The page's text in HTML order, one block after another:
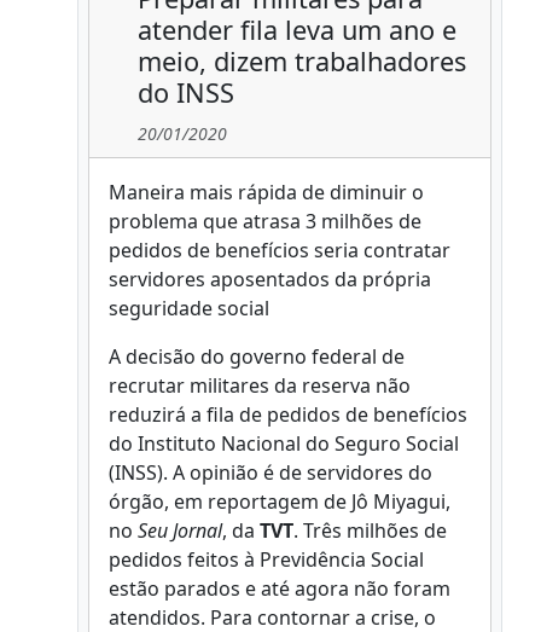
atender fila leva um ano e
meio, dizem trabalhadores
do INSS
20/01/2020
Maneira mais rápida de diminuir o
problema que atrasa 3 milhões de
pedidos de benefícios seria contratar
servidores aposentados da própria
seguridade social
A decisão do governo federal de
recrutar militares da reserva não
reduzirá a fila de pedidos de benefícios
do Instituto Nacional do Seguro Social
(INSS). A opinião é de servidores do
órgão, em reportagem de Jô Miyagui,
no Seu Jornal, da TVT. Três milhões de
pedidos feitos à Previdência Social
estão parados e até agora não foram
atendidos. Para contornar a crise, o